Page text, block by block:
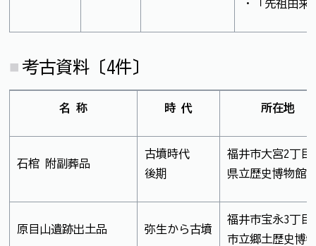
・「先祖由来
考古資料〔4件〕
名 称 時 代 所在地
石棺 附副葬品
古墳時代
後期
福井市大宮2丁目
県立歴史博物館
原目山遺跡出土品 弥生から古墳
福井市宝永3丁目
市立郷土歴史博